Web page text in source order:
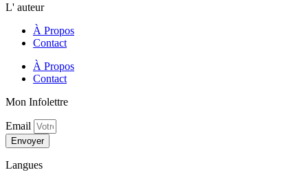
L' auteur
À Propos
Contact
À Propos
Contact
Mon Infolettre
Email
Envoyer
Langues